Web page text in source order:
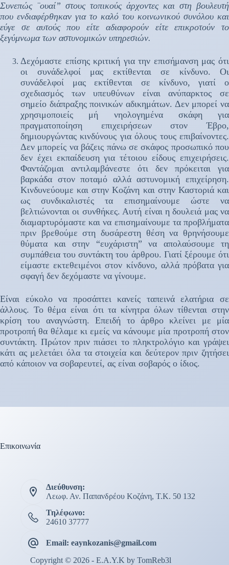
Συνεπώς ¨ουαί” στους τοπικούς άρχοντες και στη βουλευτή
που ενδιαφέρθηκαν για το καλό του κοινωνικού συνόλου και
εύγε σε αυτούς που είτε αδιαφορούν είτε επικροτούν το
ξεγύμνωμα των αστυνομικών υπηρεσιών.
Δεχόμαστε επίσης κριτική για την επισήμανση μας ότι
οι συνάδελφοί μας εκτίθενται σε κίνδυνο. Οι
συνάδελφοί μας εκτίθενται σε κίνδυνο, γιατί ο
σχεδιασμός των υπευθύνων είναι ανύπαρκτος σε
σημείο διάπραξης ποινικών αδικημάτων. Δεν μπορεί να
χρησιμοποιείς μή νηολογημένα σκάφη για
πραγματοποίηση επιχειρήσεων στον Έβρο,
δημιουργώντας κινδύνους για όλους τους επιβαίνοντες.
Δεν μπορείς να βάζεις πάνω σε σκάφος προσωπικό που
δεν έχει εκπαίδευση για τέτοιου είδους επιχειρήσεις.
Φαντάζομαι αντιλαμβάνεστε ότι δεν πρόκειται για
βαρκάδα στον ποταμό αλλά αστυνομική επιχείρηση.
Κινδυνεύουμε και στην Κοζάνη και στην Καστοριά και
ως συνδικαλιστές τα επισημαίνουμε ώστε να
βελτιώνονται οι συνθήκες. Αυτή είναι η δουλειά μας να
διαμαρτυρόμαστε και να επισημαίνουμε τα προβλήματα
πριν βρεθούμε στη δυσάρεστη θέση να θρηνήσουμε
θύματα και στην “ευχάριστη” να απολαύσουμε τη
συμπάθεια του συντάκτη του άρθρου. Γιατί ξέρουμε ότι
είμαστε εκτεθειμένοι στον κίνδυνο, αλλά πρόβατα για
σφαγή δεν δεχόμαστε να γίνουμε.
Είναι εύκολο να προσάπτει κανείς ταπεινά ελατήρια σε
άλλους. Το θέμα είναι ότι τα κίνητρα όλων τίθενται στην
κρίση του αναγνώστη. Επειδή το άρθρο κλείνει με μία
προτροπή θα θέλαμε κι εμείς να κάνουμε μία προτροπή στον
συντάκτη. Πρώτον πριν πιάσει το πληκτρολόγιο και γράψει
κάτι ας μελετάει όλα τα στοιχεία και δεύτερον πριν ζητήσει
από κάποιον να σοβαρευτεί, ας είναι σοβαρός ο ίδιος.
Επικοινωνία
Διεύθυνση:
Λεωφ. Αν. Παπανδρέου Κοζάνη, Τ.Κ. 50 132
Τηλέφωνο:
24610 37777
Email: eaynkozanis@gmail.com
Copyright © 2026 - E.A.Y.K byTomReb3l